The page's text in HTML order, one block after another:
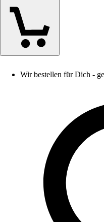
Wir bestellen für Dich -